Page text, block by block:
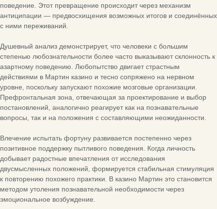
поведение. Этот превращение происходит через механизм
антиципации — предвосхищения возможных итогов и соединённых
с ними переживаний.
Душевный анализ демонстрирует, что человеки с большим
степенью любознательности более часто выказывают склонность к
азартному поведению. Любопытство двигает страстным
действиями в Мартин казино и тесно сопряжено на нервном
уровне, поскольку запускают похожие мозговые организации.
Префронтальная зона, отвечающая за проектирование и выбор
постановлений, аналогично реагирует как на познавательные
вопросы, так и на положения с составляющими неожиданности.
Влечение испытать фортуну развивается постепенно через
позитивное поддержку пытливого поведения. Когда личность
добывает радостные впечатления от исследования
двусмысленных положений, формируется стабильная стимуляция
к повторению похожего практики. В казино Мартин это становится
методом утоления познавательной необходимости через
эмоциональное возбуждение.